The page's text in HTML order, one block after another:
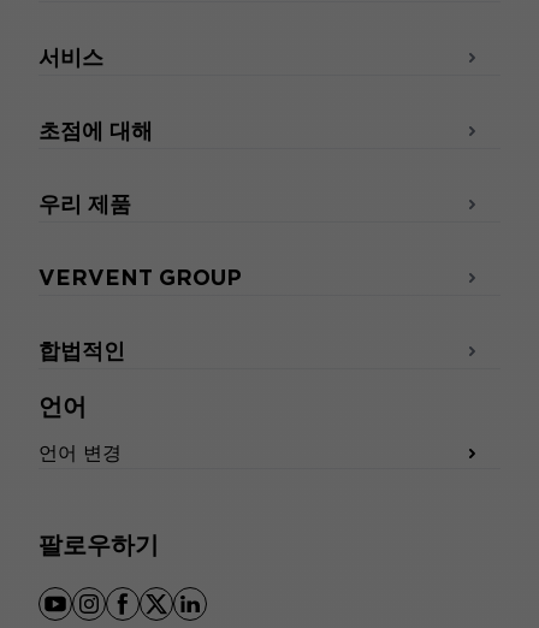
언어
언어 변경
팔로우하기
youtube
instagram
facebook
x linkedin
서비스
초점에 대해
우리 제품
VERVENT GROUP
합법적인